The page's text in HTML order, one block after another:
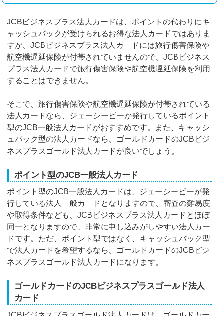
JCBビジネスプラス法人カードは、ポイントの代わりにキ
ャッシュバックが受けられるお得な法人カードではありま
すが、JCBビジネスプラス法人カードには旅行傷害保険や
航空機遅延保険が付帯されていませんので、JCBビジネス
プラス法人カードで旅行傷害保険や航空機遅延保険を利用
することはできません。
そこで、旅行傷害保険や航空機遅延保険が付帯されている
法人カードなら、ジェーシービーが発行しているポイント
型のJCB一般法人カードがおすすめです。また、キャッシ
ュバック型の法人カードなら、ゴールドカードのJCBビジ
ネスプラスゴールド法人カードが良いでしょう。
ポイント型のJCB一般法人カード
ポイント型のJCB一般法人カードは、ジェーシービーが発
行している法人一般カードとなりますので、審査の難易度
や取得条件なども、JCBビジネスプラス法人カードとほぼ
同一となりますので、非常に申し込みがしやすい法人カー
ドです。ただ、ポイント型ではなく、キャッシュバック型
で法人カードを希望するなら、ゴールドカードのJCBビジ
ネスプラスゴールド法人カードになります。
ゴールドカードのJCBビジネスプラスゴールド法人
カード